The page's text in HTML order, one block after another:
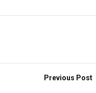
Previous Post